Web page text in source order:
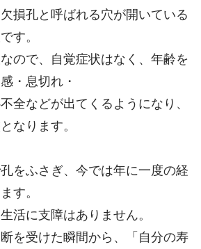
損孔と呼ばれる穴が開いている
す。
ので、自覚症状はなく、年齢を
・息切れ・
全などが出てくるようになり、
なります。
をふさぎ、今では年に一度の経
す。
活に支障はありません。
を受けた瞬間から、「自分の寿